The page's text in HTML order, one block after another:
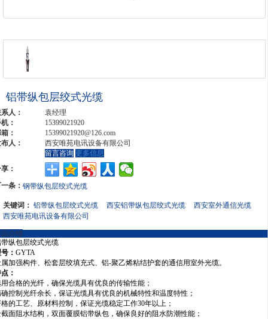
铝带纵包层绞式光缆
人：
袁经理
：
15399021920
：
15399021920@126.com
人：
西安唯苑电讯设备有限公司
留言咨询 更多信息
：
条： 钢带纵包层绞式光缆
关键词： 铝带纵包层绞式光缆 西安铝带纵包层绞式光缆
西安室外通信光缆
西安唯苑电讯设备有限公司
介绍
纵包层绞式光缆
： GYTA
加强构件、松套层绞填充式、铝-聚乙烯粘结护套的通信用室外光缆。
：
合格的光纤，确保光缆具有优良的传输性能；
控制光纤余长，保证光缆具有优良的机械特性和温度特性；
的工艺、原材料控制，保证光缆稳定工作30年以上；
面阻水结构，双面覆膜铝带纵包，确保良好的阻水防潮性能；